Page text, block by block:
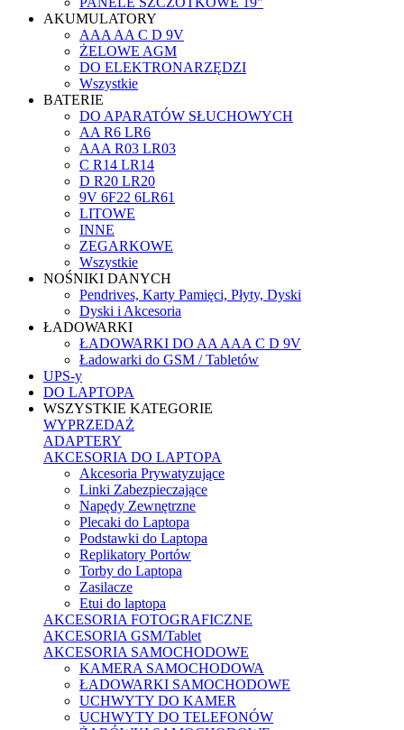
AKUMULATORY
AAA AA C D 9V
ŻELOWE AGM
DO ELEKTRONARZĘDZI
Wszystkie
BATERIE
DO APARATÓW SŁUCHOWYCH
AA R6 LR6
AAA R03 LR03
C R14 LR14
D R20 LR20
9V 6F22 6LR61
LITOWE
INNE
ZEGARKOWE
Wszystkie
NOŚNIKI DANYCH
Pendrives, Karty Pamięci, Płyty, Dyski
Dyski i Akcesoria
ŁADOWARKI
ŁADOWARKI DO AA AAA C D 9V
Ładowarki do GSM / Tabletów
UPS-y
DO LAPTOPA
WSZYSTKIE KATEGORIE
WYPRZEDAŻ
ADAPTERY
AKCESORIA DO LAPTOPA
Akcesoria Prywatyzujące
Linki Zabezpieczające
Napędy Zewnętrzne
Plecaki do Laptopa
Podstawki do Laptopa
Replikatory Portów
Torby do Laptopa
Zasilacze
Etui do laptopa
AKCESORIA FOTOGRAFICZNE
AKCESORIA GSM/Tablet
AKCESORIA SAMOCHODOWE
KAMERA SAMOCHODOWA
ŁADOWARKI SAMOCHODOWE
UCHWYTY DO KAMER
UCHWYTY DO TELEFONÓW